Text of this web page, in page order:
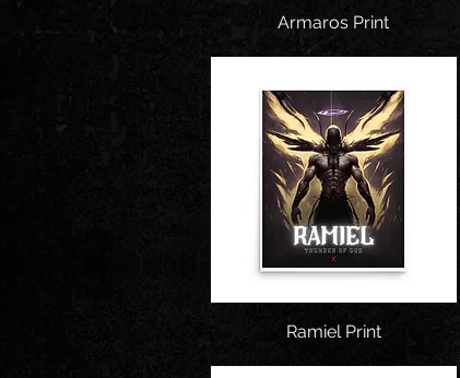
Snel overzicht
Armaros Print
Snel overzicht
Ramiel Print